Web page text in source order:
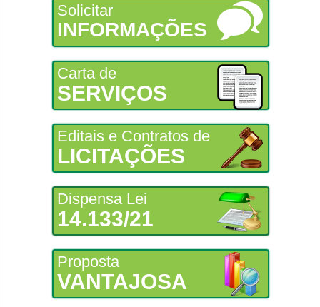
Solicitar
INFORMAÇÕES
Carta de
SERVIÇOS
Editais e Contratos de
LICITAÇÕES
Dispensa Lei
14.133/21
Proposta
VANTAJOSA